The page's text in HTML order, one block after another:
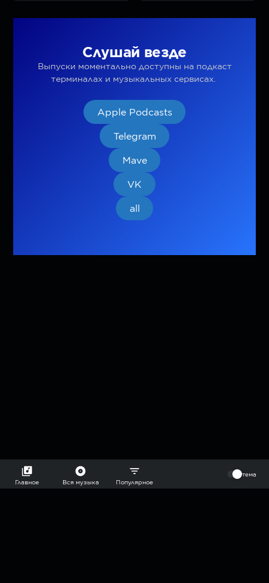
Слушай везде
Выпуски моментально доступны на подкаст
терминалах и музыкальных сервисах.
Apple Podcasts
Telegram
Mave
VK
all
Главное Вся музыка Популярное
тема